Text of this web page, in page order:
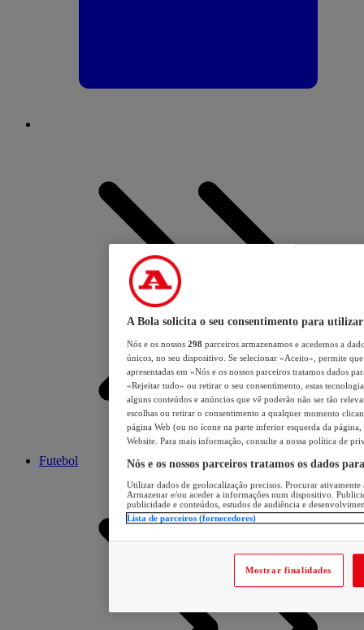
Futebol
A Bola solicita o seu consentimento para utilizar
Nós e os nossos 298 parceiros armazenamos e acedemos a
únicos, no seu dispositivo. Se selecionar «Aceito», permite
apresentadas em «Nós e os nossos parceiros tratamos dados
«Rejeitar tudo» ou retirar o seu consentimento, estas
alguns conteúdos e anúncios que vê poderão não ser tão
escolhas ou retirar o consentimento a qualquer momento
página Web (ou no ícone na parte inferior esquerda da página,
Website. Para mais informação, consulte a nossa política de
Nós e os nossos parceiros tratamos os dados
Utilizar dados de geolocalização precisos. Procurar
Armazenar e/ou aceder a informações num dispositivo.
publicidade e conteúdos, estudos de audiência e
Lista de parceiros (fornecedores)
Mostrar finalidades